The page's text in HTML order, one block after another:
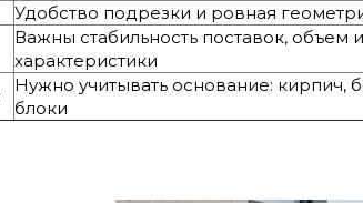
Удобство подрезки и ровная
Важны стабильность поставок, объем
характеристики
Нужно учитывать основание: кирпич,
блоки